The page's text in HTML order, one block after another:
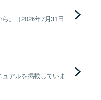
。（2026年7月31日
アルを掲載していま